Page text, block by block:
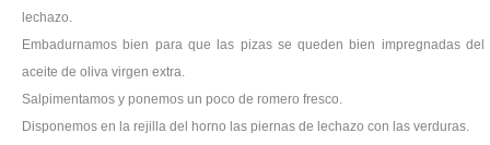
lechazo.
Embadurnamos bien para que las pizas se queden bien impregnadas del
aceite de oliva virgen extra.
Salpimentamos y ponemos un poco de romero fresco.
Disponemos en la rejilla del horno las piernas de lechazo con las verduras.